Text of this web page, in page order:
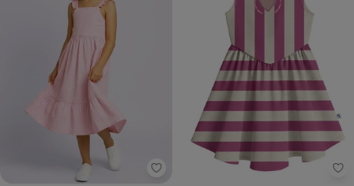
Torra - Vestido Infantil Sarja